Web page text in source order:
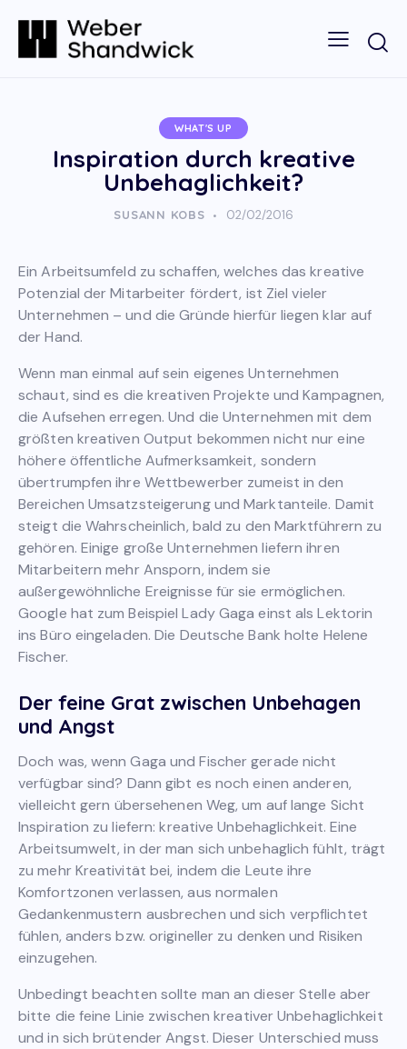
WHAT'S UP
Inspiration durch kreative
Unbehaglichkeit?
SUSANN KOBS 02/02/2016
Ein Arbeitsumfeld zu schaffen, welches das kreative
Potenzial der Mitarbeiter fördert, ist Ziel vieler
Unternehmen – und die Gründe hierfür liegen klar auf
der Hand.
Wenn man einmal auf sein eigenes Unternehmen
schaut, sind es die kreativen Projekte und Kampagnen,
die Aufsehen erregen. Und die Unternehmen mit dem
größten kreativen Output bekommen nicht nur eine
höhere öffentliche Aufmerksamkeit, sondern
übertrumpfen ihre Wettbewerber zumeist in den
Bereichen Umsatzsteigerung und Marktanteile. Damit
steigt die Wahrscheinlich, bald zu den Marktführern zu
gehören. Einige große Unternehmen liefern ihren
Mitarbeitern mehr Ansporn, indem sie
außergewöhnliche Ereignisse für sie ermöglichen.
Google hat zum Beispiel Lady Gaga einst als Lektorin
ins Büro eingeladen. Die Deutsche Bank holte Helene
Fischer.
Der feine Grat zwischen Unbehagen
und Angst
Doch was, wenn Gaga und Fischer gerade nicht
verfügbar sind? Dann gibt es noch einen anderen,
vielleicht gern übersehenen Weg, um auf lange Sicht
Inspiration zu liefern: kreative Unbehaglichkeit. Eine
Arbeitsumwelt, in der man sich unbehaglich fühlt, trägt
zu mehr Kreativität bei, indem die Leute ihre
Komfortzonen verlassen, aus normalen
Gedankenmustern ausbrechen und sich verpflichtet
fühlen, anders bzw. origineller zu denken und Risiken
einzugehen.
Unbedingt beachten sollte man an dieser Stelle aber
bitte die feine Linie zwischen kreativer Unbehaglichkeit
und in sich brütender Angst. Dieser Unterschied muss